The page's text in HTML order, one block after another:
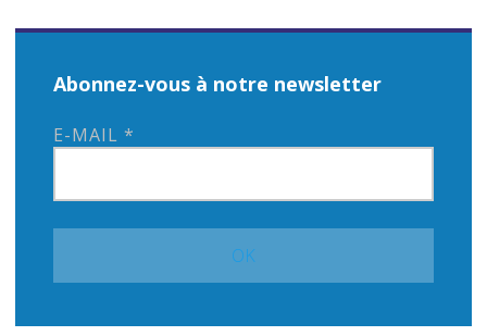
Abonnez-vous à notre newsletter
E-MAIL *